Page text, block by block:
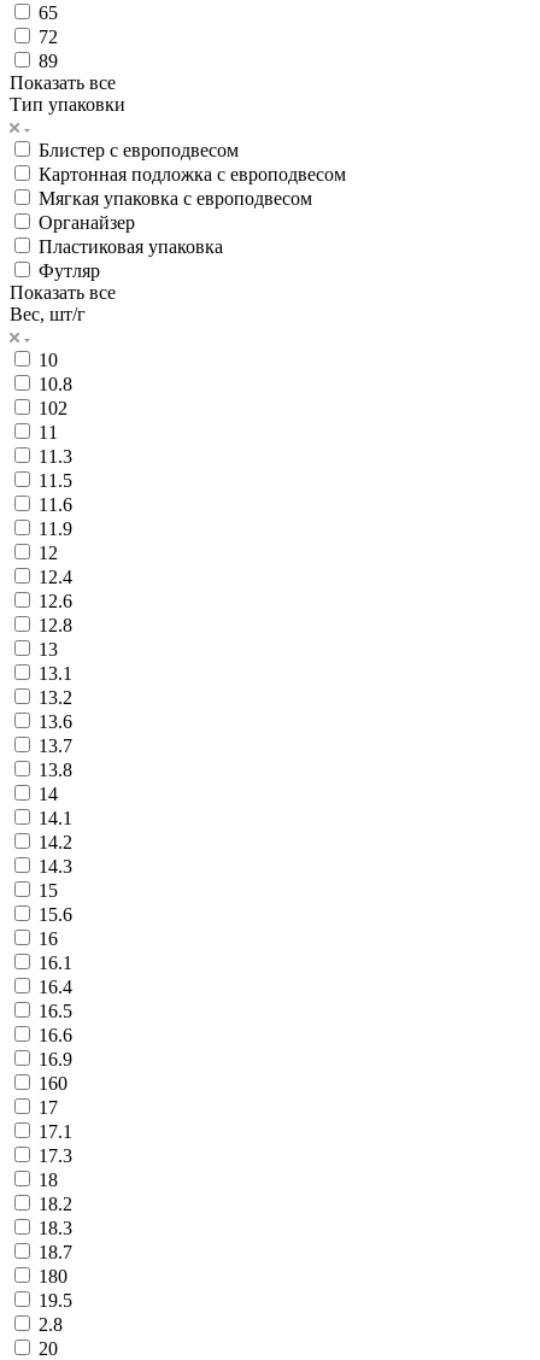
65
72
89
Показать все
Тип упаковки
Блистер с европодвесом
Картонная подложка с европодвесом
Мягкая упаковка с европодвесом
Органайзер
Пластиковая упаковка
Футляр
Показать все
Вес, шт/г
10
10.8
102
11
11.3
11.5
11.6
11.9
12
12.4
12.6
12.8
13
13.1
13.2
13.6
13.7
13.8
14
14.1
14.2
14.3
15
15.6
16
16.1
16.4
16.5
16.6
16.9
160
17
17.1
17.3
18
18.2
18.3
18.7
180
19.5
2.8
20